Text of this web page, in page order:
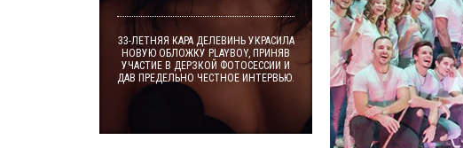
33-ЛЕТНЯЯ КАРА ДЕЛЕВИНЬ УКРАСИЛА
НОВУЮ ОБЛОЖКУ PLAYBOY, ПРИНЯВ
УЧАСТИЕ В ДЕРЗКОЙ ФОТОСЕССИИ И
ДАВ ПРЕДЕЛЬНО ЧЕСТНОЕ ИНТЕРВЬЮ.